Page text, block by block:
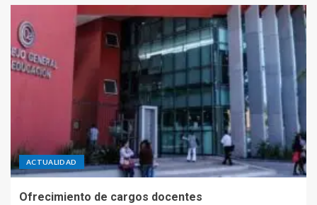
ACTUALIDAD
Ofrecimiento de cargos docentes